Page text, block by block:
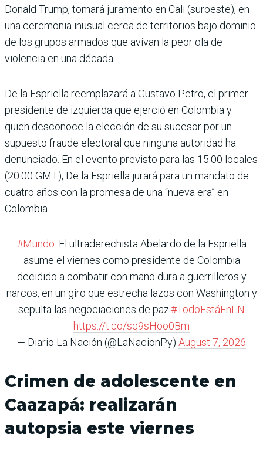
Donald Trump, tomará juramento en Cali (suroeste), en
una ceremonia inusual cerca de territorios bajo dominio
de los grupos armados que avivan la peor ola de
violencia en una década.
De la Espriella reemplazará a Gustavo Petro, el primer
presidente de izquierda que ejerció en Colombia y
quien desconoce la elección de su sucesor por un
supuesto fraude electoral que ninguna autoridad ha
denunciado. En el evento previsto para las 15:00 locales
(20:00 GMT), De la Espriella jurará para un mandato de
cuatro años con la promesa de una “nueva era” en
Colombia.
#Mundo . El ultraderechista Abelardo de la Espriella
asume el viernes como presidente de Colombia
decidido a combatir con mano dura a guerrilleros y
narcos, en un giro que estrecha lazos con Washington y
sepulta las negociaciones de paz.#TodoEstáEnLN
https://t.co/sq9sHoo0Bm
— Diario La Nación (@LaNacionPy) August 7, 2026
Crimen de adolescente en
Caazapá: realizarán
autopsia este viernes